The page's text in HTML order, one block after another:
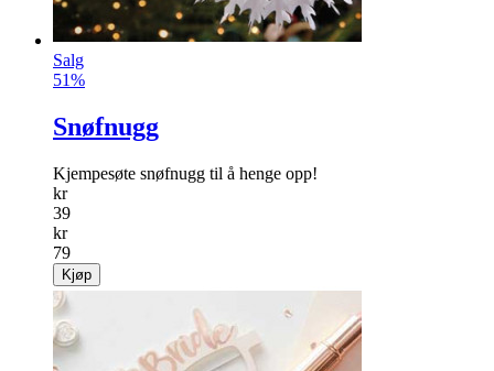
Salg
51%
Snøfnugg
Kjempesøte snøfnugg til å henge opp!
kr
39
kr
79
Kjøp